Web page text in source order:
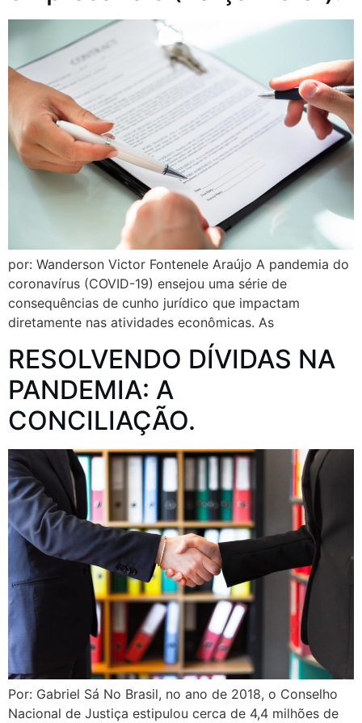
por: Wanderson Victor Fontenele Araújo A pandemia do
coronavírus (COVID-19) ensejou uma série de
consequências de cunho jurídico que impactam
diretamente nas atividades econômicas. As
RESOLVENDO DÍVIDAS NA
PANDEMIA: A
CONCILIAÇÃO.
Por: Gabriel Sá No Brasil, no ano de 2018, o Conselho
Nacional de Justiça estipulou cerca de 4,4 milhões de